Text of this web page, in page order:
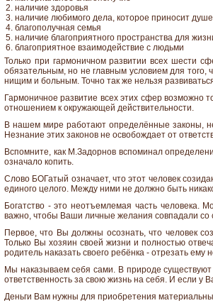
наличие здоровья
наличие любимого дела, которое приносит
благополучная семья
наличие благоприятного пространства для
благоприятное взаимодействие с людьми
Только при гармоничном развитии всех шести
обязательным, но не главным условием для
нищим и больным. Точно так же нельзя
Гармоничное развитие всех этих сфер
отношением к окружающей действительности.
В нашем мире работают определённые законы,
Незнание этих законов не освобождает от
Вспомните, как М.Задорнов вспоминал
означало копить.
Слово БОГатый означает, что этот человек
единого целого. Между ними не должно быть
Богатство - это неотъемлемая часть человека.
важно, чтобы Ваши личные желания совпадали
Первое, что Вы должны осознать, что человек
Только Вы хозяин своей жизни и полностью
родитель наказать своего ребёнка - отрезать ему
Мы наказываем себя сами. В природе
ответственность за свою жизнь на себя. И если у
Деньги Вам нужны для приобретения